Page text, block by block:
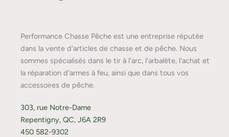
Performance Chasse Pêche est une entreprise réputée
dans la vente d'articles de chasse et de pêche. Nous
sommes spécialisés dans le tir à l'arc, l'arbalète, l'achat et
la réparation d'armes à feu, ainsi que dans tous vos
accessoires de pêche.
303, rue Notre-Dame
Repentigny, QC, J6A 2R9
450 582-9302